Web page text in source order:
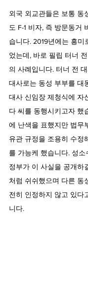
외국 외교관들은 보통 동
도 F-1 비자, 즉 방문동거
습니다. 2019년에는 흥미
었는데, 바로 필립 터너
의 사례입니다. 터너 전
대사로는 동성 부부를 대
대사 신임장 제청식에 자
다 씨를 동행시키고자 했
에 난색을 표했지만 법무
유관 규정을 조용히 수정
를 가능케 했습니다. 성
정부가 이 사실을 공개하
처럼 쉬쉬했으며 다른 동
전히 인정하지 않고 있다
니다.